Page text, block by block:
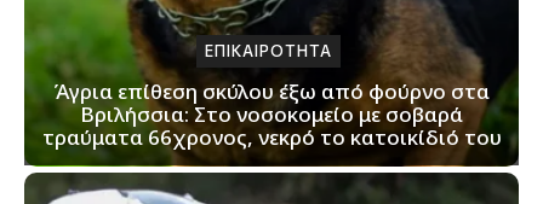
ΕΠΙΚΑΙΡΟΤΗΤΑ
Άγρια επίθεση σκύλου έξω από φούρνο στα
Βριλήσσια: Στο νοσοκομείο με σοβαρά
τραύματα 66χρονος, νεκρό το κατοικίδιό του